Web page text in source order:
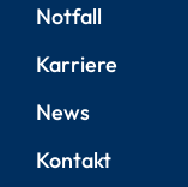
Notfall
Karriere
News
Kontakt